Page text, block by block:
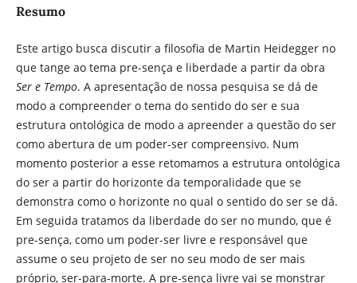
Resumo
Este artigo busca discutir a filosofia de Martin Heidegger no
que tange ao tema pre-sença e liberdade a partir da obra
Ser e Tempo. A apresentação de nossa pesquisa se dá de
modo a compreender o tema do sentido do ser e sua
estrutura ontológica de modo a apreender a questão do ser
como abertura de um poder-ser compreensivo. Num
momento posterior a esse retomamos a estrutura ontológica
do ser a partir do horizonte da temporalidade que se
demonstra como o horizonte no qual o sentido do ser se dá.
Em seguida tratamos da liberdade do ser no mundo, que é
pre-sença, como um poder-ser livre e responsável que
assume o seu projeto de ser no seu modo de ser mais
próprio, ser-para-morte. A pre-sença livre vai se monstrar